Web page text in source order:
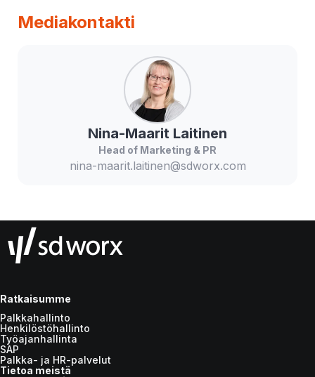
Mediakontakti
Nina-Maarit Laitinen
Head of Marketing & PR
nina-maarit.laitinen@sdworx.com
Ratkaisumme
Palkkahallinto
Henkilöstöhallinto
Työajanhallinta
SAP
Palkka- ja HR-palvelut
Tietoa meistä